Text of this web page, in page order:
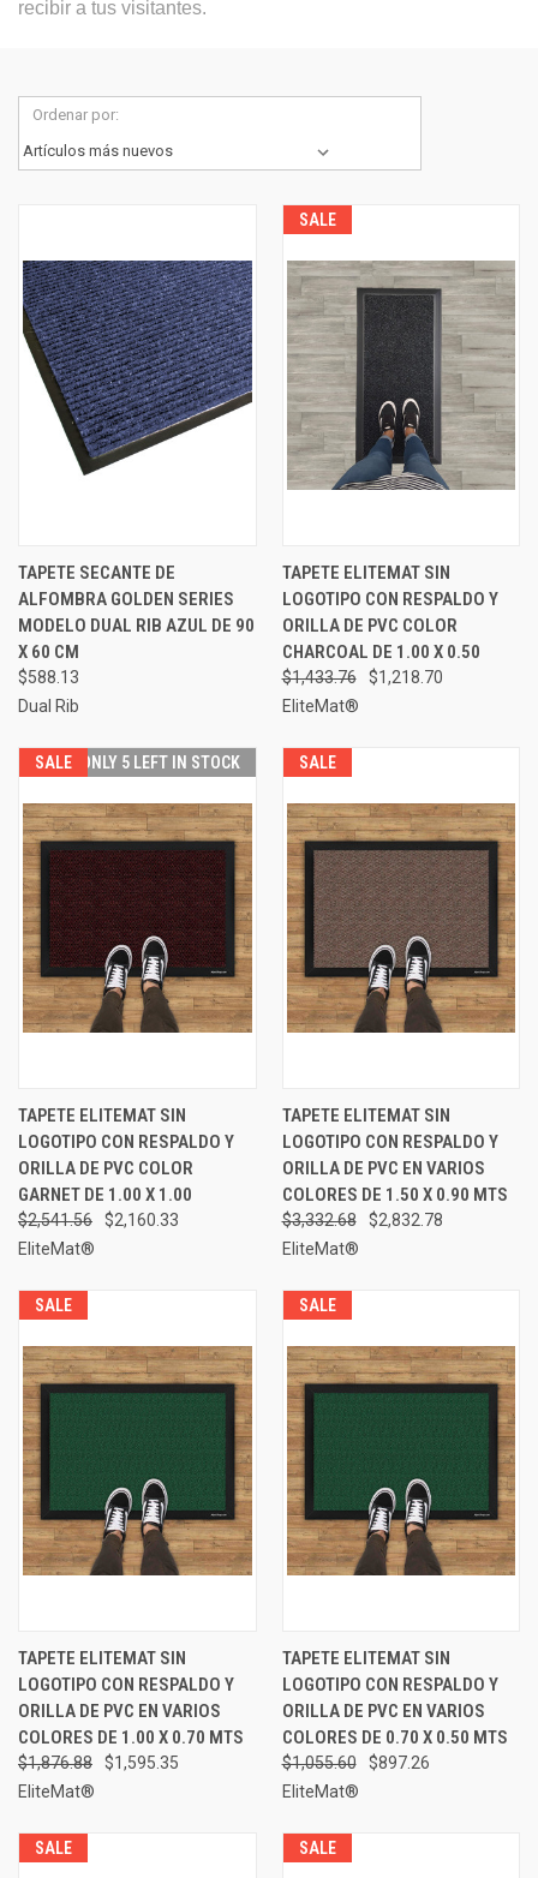
recibir a tus visitantes.
Ordenar por:
TAPETE SECANTE DE
ALFOMBRA GOLDEN SERIES
MODELO DUAL RIB AZUL DE 90
X 60 CM
$588.13
Dual Rib
SALE
TAPETE ELITEMAT SIN
LOGOTIPO CON RESPALDO Y
ORILLA DE PVC COLOR
CHARCOAL DE 1.00 X 0.50
$1,433.76
$1,218.70
EliteMat®
SALE ONLY 5 LEFT IN STOCK
TAPETE ELITEMAT SIN
LOGOTIPO CON RESPALDO Y
ORILLA DE PVC COLOR
GARNET DE 1.00 X 1.00
$2,541.56
$2,160.33
EliteMat®
SALE
TAPETE ELITEMAT SIN
LOGOTIPO CON RESPALDO Y
ORILLA DE PVC EN VARIOS
COLORES DE 1.50 X 0.90 MTS
$3,332.68
$2,832.78
EliteMat®
SALE
TAPETE ELITEMAT SIN
LOGOTIPO CON RESPALDO Y
ORILLA DE PVC EN VARIOS
COLORES DE 1.00 X 0.70 MTS
$1,876.88
$1,595.35
EliteMat®
SALE
TAPETE ELITEMAT SIN
LOGOTIPO CON RESPALDO Y
ORILLA DE PVC EN VARIOS
COLORES DE 0.70 X 0.50 MTS
$1,055.60
$897.26
EliteMat®
SALE SALE